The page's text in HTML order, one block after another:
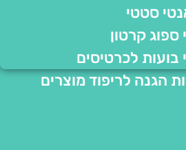
סטטי
קרטון
לכרטיסים
הגנה לריפוד מוצרים